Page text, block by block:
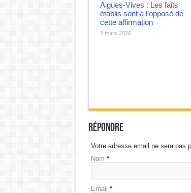
Aigues-Vives : Les faits
établis sont à l’opposé de
cette affirmation
2 mars 2026
Répondre
Votre adresse email ne sera pas
Nom *
Email *